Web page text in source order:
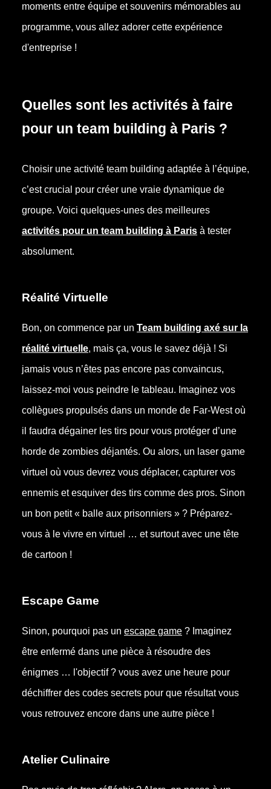
moments entre équipe et souvenirs mémorables au
programme, vous allez adorer cette expérience
d'entreprise !
Quelles sont les activités à faire
pour un team building à Paris ?
Choisir une activité team building adaptée à l’équipe,
c’est crucial pour créer une vraie dynamique de
groupe. Voici quelques-unes des meilleures
activités pour un team building à Paris à tester
absolument.
Réalité Virtuelle
Bon, on commence par un Team building axé sur la
réalité virtuelle, mais ça, vous le savez déjà ! Si
jamais vous n’êtes pas encore pas convaincus,
laissez-moi vous peindre le tableau. Imaginez vos
collègues propulsés dans un monde de Far-West où
il faudra dégainer les tirs pour vous protéger d’une
horde de zombies déjantés. Ou alors, un laser game
virtuel où vous devrez vous déplacer, capturer vos
ennemis et esquiver des tirs comme des pros. Sinon
un bon petit « balle aux prisonniers » ? Préparez-
vous à le vivre en virtuel … et surtout avec une tête
de cartoon !
Escape Game
Sinon, pourquoi pas un escape game ? Imaginez
être enfermé dans une pièce à résoudre des
énigmes … l'objectif ? vous avez une heure pour
déchiffrer des codes secrets pour que résultat vous
vous retrouvez encore dans une autre pièce !
Atelier Culinaire